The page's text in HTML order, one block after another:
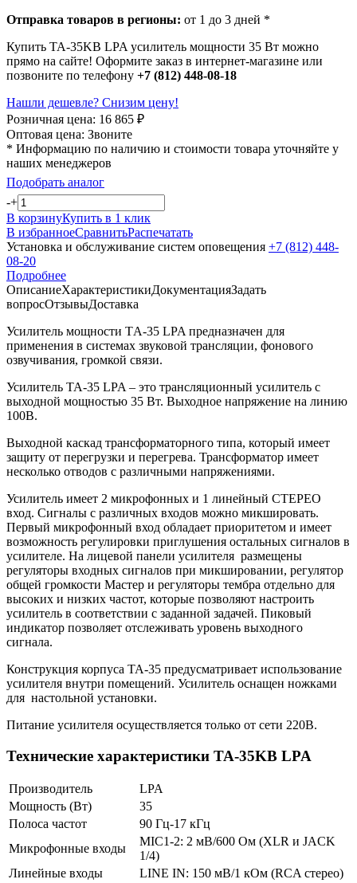
Отправка товаров в регионы: от 1 до 3 дней *
Купить TA-35KB LPA усилитель мощности 35 Вт можно
прямо на сайте! Оформите заказ в интернет-магазине или
позвоните по телефону +7 (812) 448-08-18
Нашли дешевле? Снизим цену!
Розничная цена: 16 865 ₽
Оптовая цена: Звоните
* Информацию по наличию и стоимости товара уточняйте у
наших менеджеров
Подобрать аналог
-+
В корзинуКупить в 1 клик
В избранноеСравнитьРаспечатать
Установка и обслуживание систем оповещения +7 (812) 448-
08-20
Подробнее
ОписаниеХарактеристикиДокументацияЗадать
вопросОтзывыДоставка
Усилитель мощности TА-35 LPA предназначен для
применения в системах звуковой трансляции, фонового
озвучивания, громкой связи.
Усилитель TA-35 LPA – это трансляционный усилитель с
выходной мощностью 35 Вт. Выходное напряжение на линию
100В.
Выходной каскад трансформаторного типа, который имеет
защиту от перегрузки и перегрева. Трансформатор имеет
несколько отводов с различными напряжениями.
Усилитель имеет 2 микрофонных и 1 линейный СТЕРЕО
вход. Сигналы с различных входов можно микшировать.
Первый микрофонный вход обладает приоритетом и имеет
возможность регулировки приглушения остальных сигналов в
усилителе. На лицевой панели усилителя размещены
регуляторы входных сигналов при микшировании, регулятор
общей громкости Мастер и регуляторы тембра отдельно для
высоких и низких частот, которые позволяют настроить
усилитель в соответствии с заданной задачей. Пиковый
индикатор позволяет отслеживать уровень выходного
сигнала.
Конструкция корпуса TA-35 предусматривает использование
усилителя внутри помещений. Усилитель оснащен ножками
для настольной установки.
Питание усилителя осуществляется только от сети 220В.
Технические характеристики TA-35KB LPA
Производитель
LPA
Мощность (Вт)
35
Полоса частот
90 Гц-17 кГц
Микрофонные входы
MIC1-2: 2 мВ/600 Ом (XLR и JACK
1/4)
Линейные входы
LINE IN: 150 мВ/1 кОм (RCA стерео)